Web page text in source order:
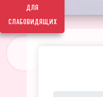
для
слабовидящих